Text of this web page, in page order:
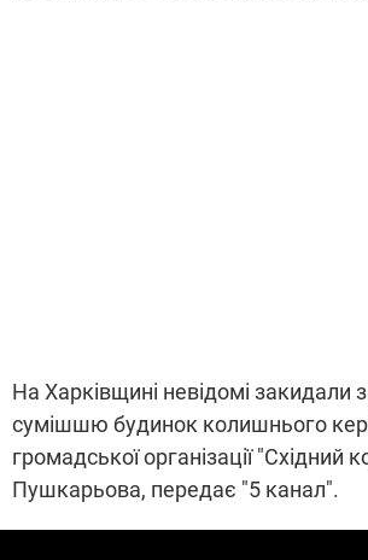
На Харківщині невідомі
сумішшю будинок колишнього
громадської організації "Східний
Пушкарьова, передає "5 канал".